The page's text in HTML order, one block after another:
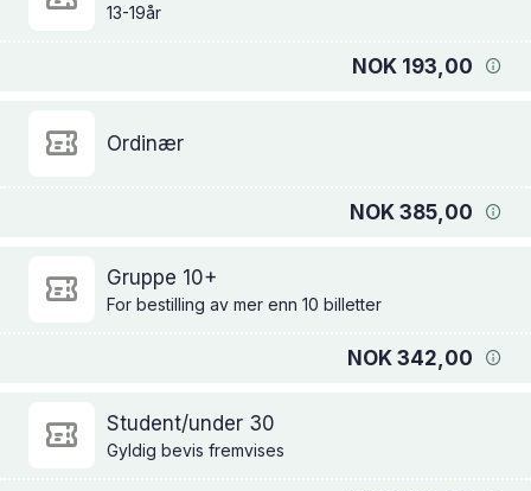
13-19år
NOK 193,00
Ordinær
NOK 385,00
Gruppe 10+
For bestilling av mer enn 10 billetter
NOK 342,00
Student/under 30
Gyldig bevis fremvises